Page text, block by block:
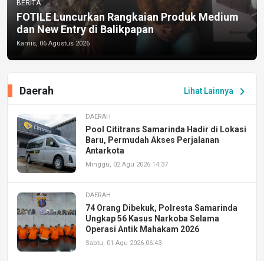
BERITA
FOTILE Luncurkan Rangkaian Produk Medium
dan New Entry di Balikpapan
Kamis, 06 Agustus 2026
Lihat Lainnya chevron_right
Daerah
DAERAH
Pool Cititrans Samarinda Hadir di Lokasi
Baru, Permudah Akses Perjalanan
Antarkota
Minggu, 02 Agu 2026 14:37
DAERAH
74 Orang Dibekuk, Polresta Samarinda
Ungkap 56 Kasus Narkoba Selama
Operasi Antik Mahakam 2026
Sabtu, 01 Agu 2026 06:43